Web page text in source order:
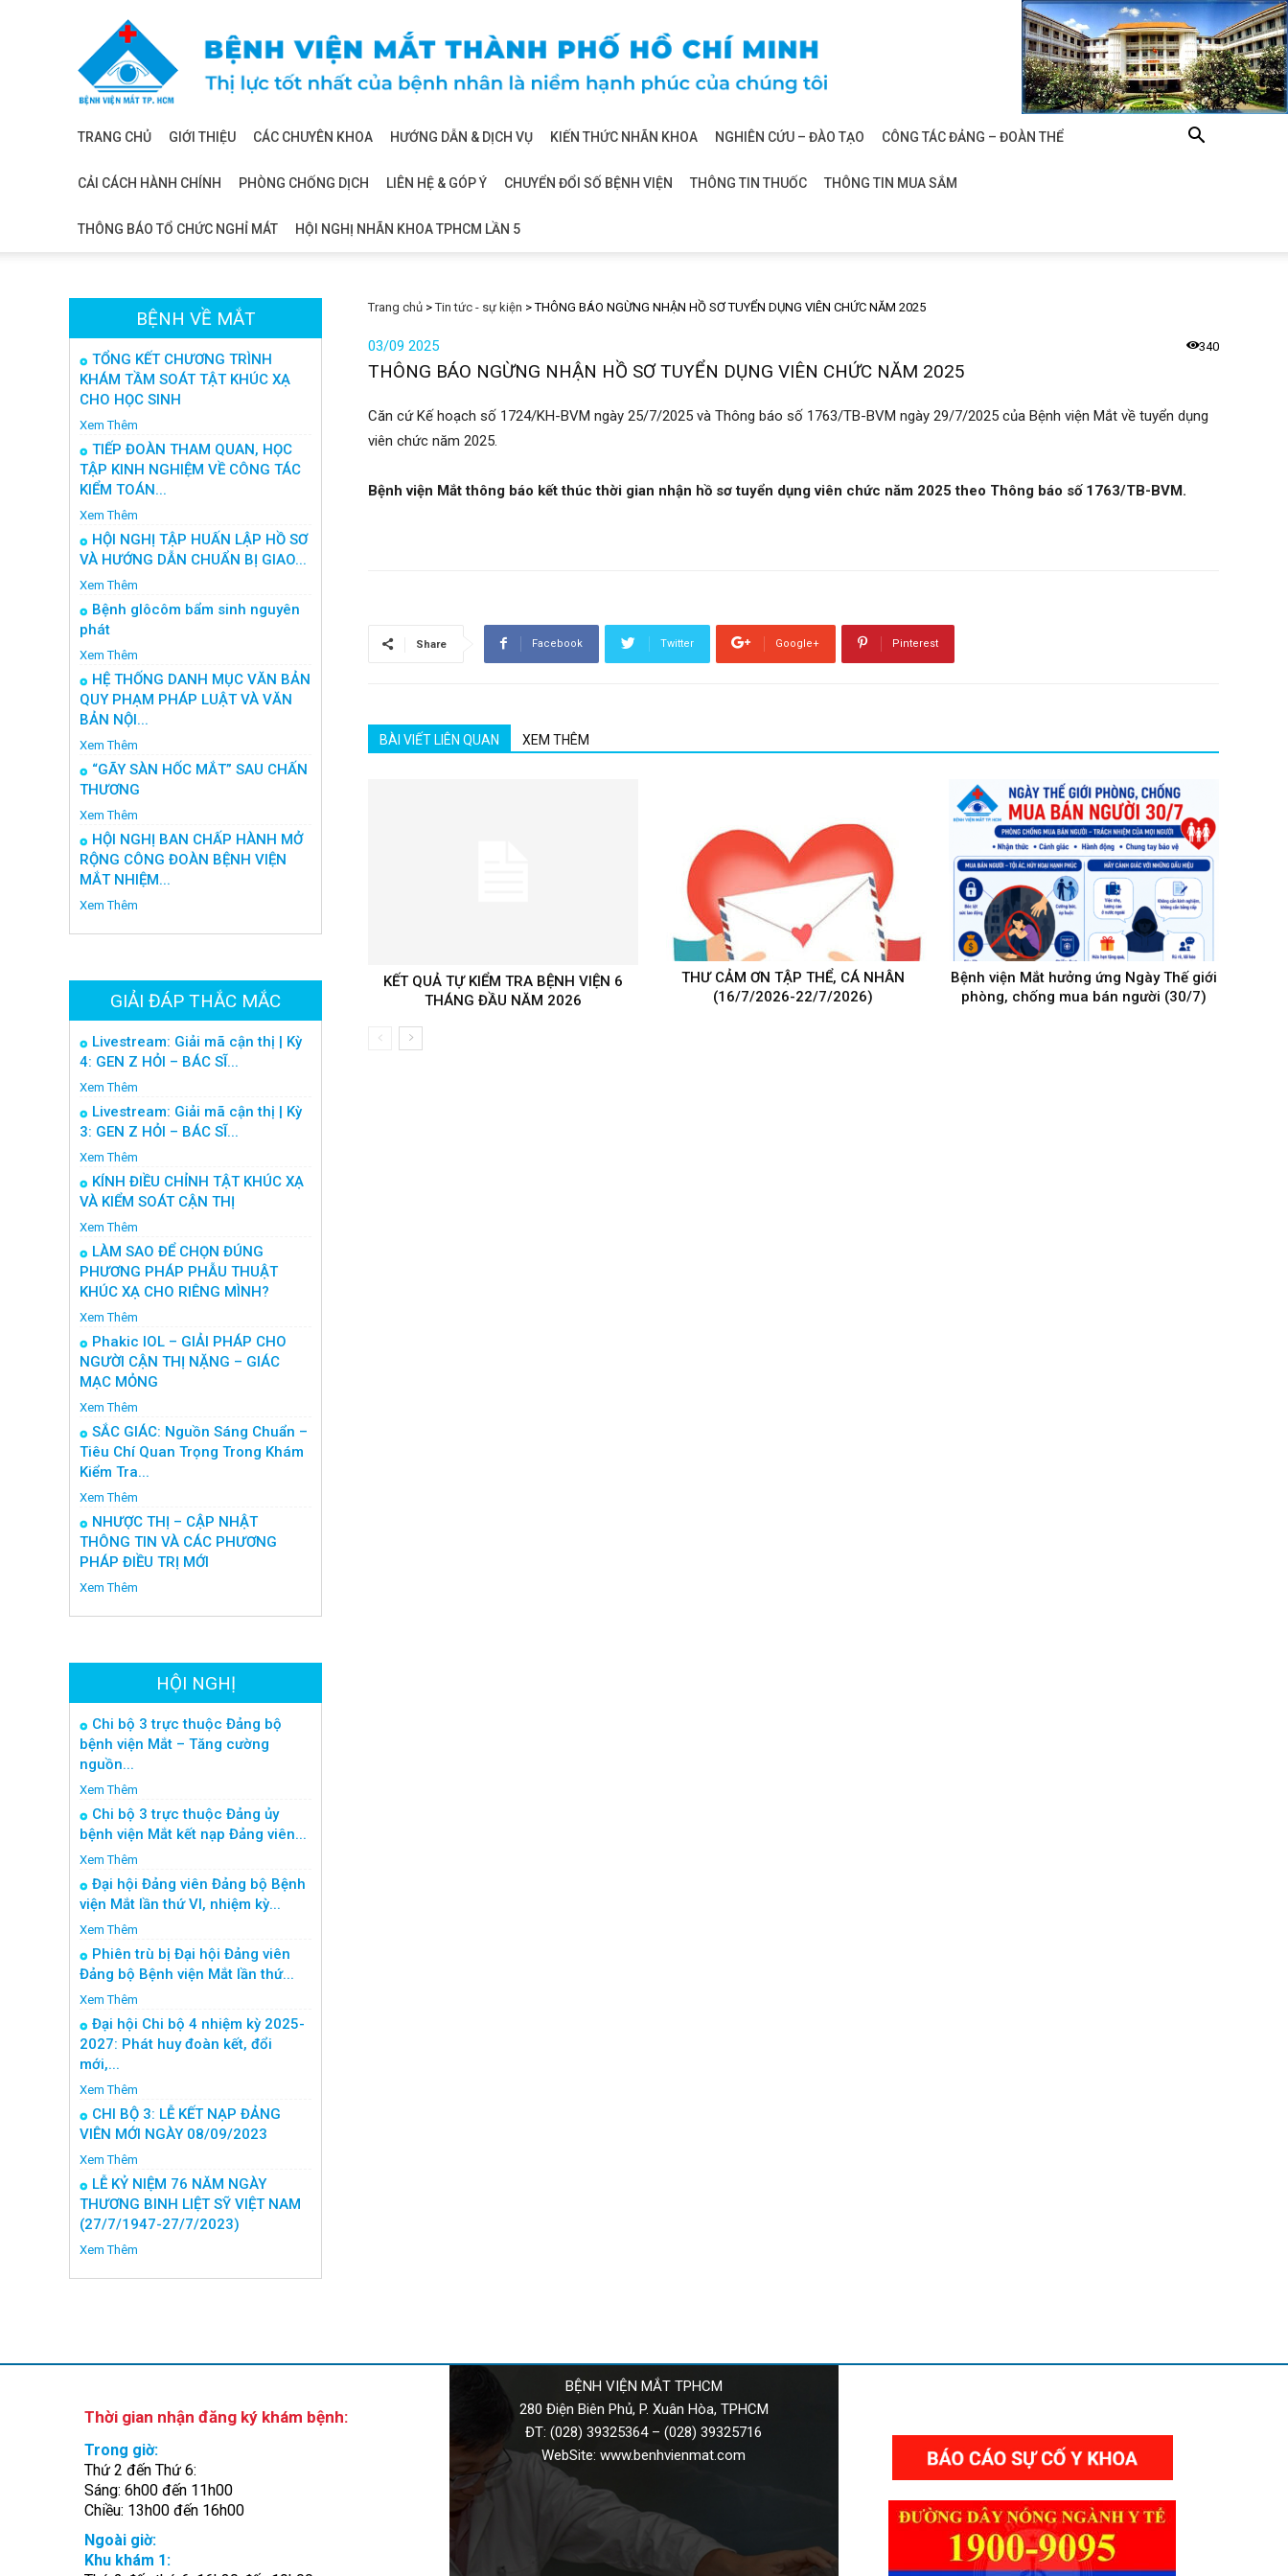
mắt
TRANG CHỦ GIỚI THIỆU CÁC CHUYÊN KHOA HƯỚNG DẪN & DỊCH VỤ KIẾN THỨC NHÃN KHOA NGHIÊN CỨU – ĐÀO TẠO CÔNG TÁC ĐẢNG – ĐOÀN THỂ
CẢI CÁCH HÀNH CHÍNH PHÒNG CHỐNG DỊCH LIÊN HỆ & GÓP Ý CHUYỂN ĐỔI SỐ BỆNH VIỆN THÔNG TIN THUỐC THÔNG TIN MUA SẮM
THÔNG BÁO TỔ CHỨC NGHỈ MÁT HỘI NGHỊ NHÃN KHOA TPHCM LẦN 5
Trang chủ >Tin tức - sự kiện >THÔNG BÁO NGỪNG NHẬN HỒ SƠ TUYỂN DỤNG VIÊN CHỨC NĂM 2025
03/09 2025 340
THÔNG BÁO NGỪNG NHẬN HỒ SƠ TUYỂN DỤNG VIÊN CHỨC NĂM 2025
Căn cứ Kế hoạch số 1724/KH-BVM ngày 25/7/2025 và Thông báo số 1763/TB-BVM ngày 29/7/2025 của Bệnh viện Mắt về tuyển dụng
viên chức năm 2025.
Bệnh viện Mắt thông báo kết thúc thời gian nhận hồ sơ tuyển dụng viên chức năm 2025 theo Thông báo số 1763/TB-BVM.
Share Facebook Twitter Google+ Pinterest
BÀI VIẾT LIÊN QUAN XEM THÊM
KẾT QUẢ TỰ KIỂM TRA BỆNH VIỆN 6
THÁNG ĐẦU NĂM 2026
THƯ CẢM ƠN TẬP THỂ, CÁ NHÂN
(16/7/2026-22/7/2026)
Bệnh viện Mắt hưởng ứng Ngày Thế giới
phòng, chống mua bán người (30/7)
BỆNH VỀ MẮT
TỔNG KẾT CHƯƠNG TRÌNH
KHÁM TẦM SOÁT TẬT KHÚC XẠ
CHO HỌC SINH
Xem Thêm
TIẾP ĐOÀN THAM QUAN, HỌC
TẬP KINH NGHIỆM VỀ CÔNG TÁC
KIỂM TOÁN...
Xem Thêm
HỘI NGHỊ TẬP HUẤN LẬP HỒ SƠ
VÀ HƯỚNG DẪN CHUẨN BỊ GIAO...
Xem Thêm
Bệnh glôcôm bẩm sinh nguyên
phát
Xem Thêm
HỆ THỐNG DANH MỤC VĂN BẢN
QUY PHẠM PHÁP LUẬT VÀ VĂN
BẢN NỘI...
Xem Thêm
“GÃY SÀN HỐC MẮT” SAU CHẤN
THƯƠNG
Xem Thêm
HỘI NGHỊ BAN CHẤP HÀNH MỞ
RỘNG CÔNG ĐOÀN BỆNH VIỆN
MẮT NHIỆM...
Xem Thêm
GIẢI ĐÁP THẮC MẮC
Livestream: Giải mã cận thị | Kỳ
4: GEN Z HỎI – BÁC SĨ...
Xem Thêm
Livestream: Giải mã cận thị | Kỳ
3: GEN Z HỎI – BÁC SĨ...
Xem Thêm
KÍNH ĐIỀU CHỈNH TẬT KHÚC XẠ
VÀ KIỂM SOÁT CẬN THỊ
Xem Thêm
LÀM SAO ĐỂ CHỌN ĐÚNG
PHƯƠNG PHÁP PHẪU THUẬT
KHÚC XẠ CHO RIÊNG MÌNH?
Xem Thêm
Phakic IOL – GIẢI PHÁP CHO
NGƯỜI CẬN THỊ NẶNG – GIÁC
MẠC MỎNG
Xem Thêm
SẮC GIÁC: Nguồn Sáng Chuẩn –
Tiêu Chí Quan Trọng Trong Khám
Kiểm Tra...
Xem Thêm
NHƯỢC THỊ – CẬP NHẬT
THÔNG TIN VÀ CÁC PHƯƠNG
PHÁP ĐIỀU TRỊ MỚI
Xem Thêm
HỘI NGHỊ
Chi bộ 3 trực thuộc Đảng bộ
bệnh viện Mắt – Tăng cường
nguồn...
Xem Thêm
Chi bộ 3 trực thuộc Đảng ủy
bệnh viện Mắt kết nạp Đảng viên...
Xem Thêm
Đại hội Đảng viên Đảng bộ Bệnh
viện Mắt lần thứ VI, nhiệm kỳ...
Xem Thêm
Phiên trù bị Đại hội Đảng viên
Đảng bộ Bệnh viện Mắt lần thứ...
Xem Thêm
Đại hội Chi bộ 4 nhiệm kỳ 2025-
2027: Phát huy đoàn kết, đổi
mới,...
Xem Thêm
CHI BỘ 3: LỄ KẾT NẠP ĐẢNG
VIÊN MỚI NGÀY 08/09/2023
Xem Thêm
LỄ KỶ NIỆM 76 NĂM NGÀY
THƯƠNG BINH LIỆT SỸ VIỆT NAM
(27/7/1947-27/7/2023)
Xem Thêm
Thời gian nhận đăng ký khám bệnh:
Trong giờ:
Thứ 2 đến Thứ 6:
Sáng: 6h00 đến 11h00
Chiều: 13h00 đến 16h00
Ngoài giờ:
Khu khám 1:
BỆNH VIỆN MẮT TPHCM
280 Điện Biên Phủ, P. Xuân Hòa, TPHCM
ĐT:(028) 39325364–(028) 39325716
WebSite:www.benhvienmat.com